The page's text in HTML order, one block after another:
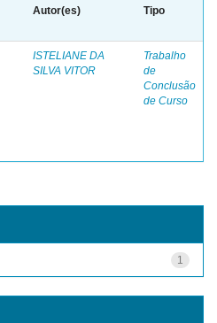
Autor(es) Tipo
ISTELIANE DA
SILVA VITOR
Trabalho
de
Conclusão
de Curso
1